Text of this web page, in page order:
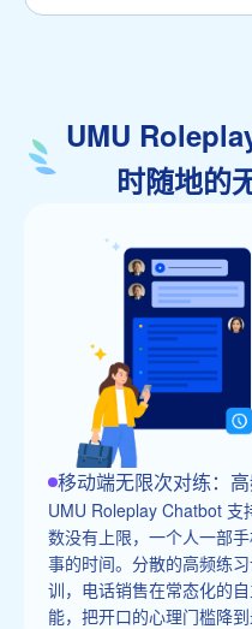
UMU
时随地的
移动端无限次对练：
UMU Roleplay Chatbot 支
数没有上限，一个人一部
事的时间。分散的高频练
训，电话销售在常态化的
能，把开口的心理门槛降到